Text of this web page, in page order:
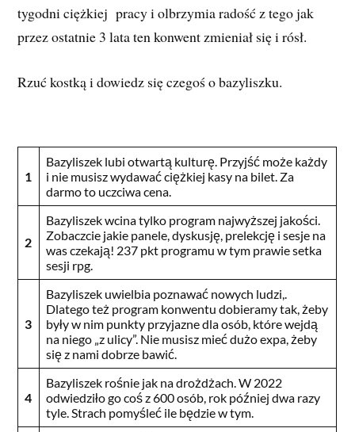
tygodni ciężkiej pracy i olbrzymia radość z tego jak
przez ostatnie 3 lata ten konwent zmieniał się i rósł.
Rzuć kostką i dowiedz się czegoś o bazyliszku.
1
Bazyliszek lubi otwartą kulturę. Przyjść może każdy
i nie musisz wydawać ciężkiej kasy na bilet. Za
darmo to uczciwa cena.
2
Bazyliszek wcina tylko program najwyższej jakości.
Zobaczcie jakie panele, dyskusję, prelekcję i sesje na
was czekają! 237 pkt programu w tym prawie setka
sesji rpg.
3
Bazyliszek uwielbia poznawać nowych ludzi,.
Dlatego też program konwentu dobieramy tak, żeby
były w nim punkty przyjazne dla osób, które wejdą
na niego „z ulicy”. Nie musisz mieć dużo expa, żeby
się z nami dobrze bawić.
4
Bazyliszek rośnie jak na drożdżach. W 2022
odwiedziło go coś z 600 osób, rok później dwa razy
tyle. Strach pomyśleć ile będzie w tym.